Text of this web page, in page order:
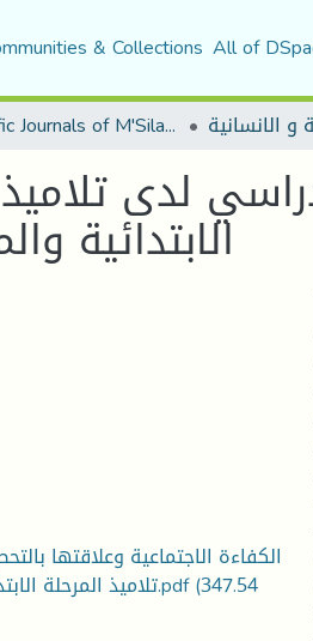
& Collections All of
Scientific Journals of M'Sila University
لدى
الابتدائية
الكفاءة الاجتماعية وعلاقتها
تلاميذ المرحلة الابتدائية والمتوسطة.pdf(347.54